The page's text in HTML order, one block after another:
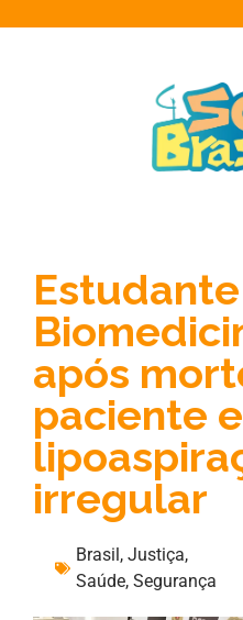
após
paciente
irregular
Brasil, Justiça,
Saúde, Segurança